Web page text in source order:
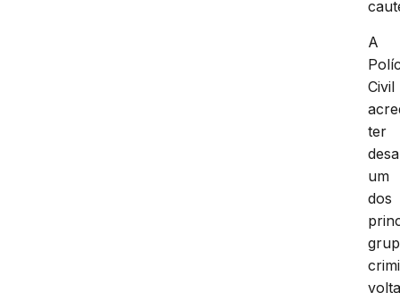
A
Civil
ter
um
dos